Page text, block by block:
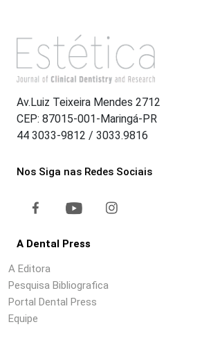
Av.Luiz Teixeira Mendes 2712
CEP: 87015-001-Maringá-PR
44 3033-9812 / 3033.9816
Nos Siga nas Redes Sociais
A Dental Press
A Editora
Pesquisa Bibliografica
Portal Dental Press
Equipe